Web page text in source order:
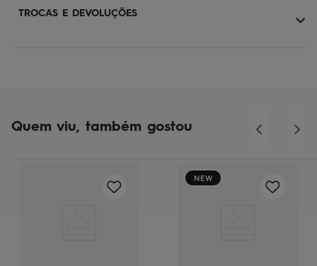
TROCAS E DEVOLUÇÕES
Quem viu, também gostou
NEW